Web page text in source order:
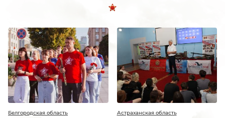
Белгородская область Астраханская область